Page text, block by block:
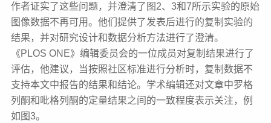
作者证实了这些问题，并澄清了图2、3和7所示实验的原始
图像数据不再可用。他们提供了发表后进行的复制实验的
结果，并对研究设计和数据分析方法进行了澄清。
《PLOS ONE》编辑委员会的一位成员对复制结果进行了
评估，他建议，当按照社区标准进行分析时，复制数据不
支持本文中报告的结果和结论。学术编辑还对文章中罗格
列酮和吡格列酮的定量结果之间的一致程度表示关注，例
如图3。